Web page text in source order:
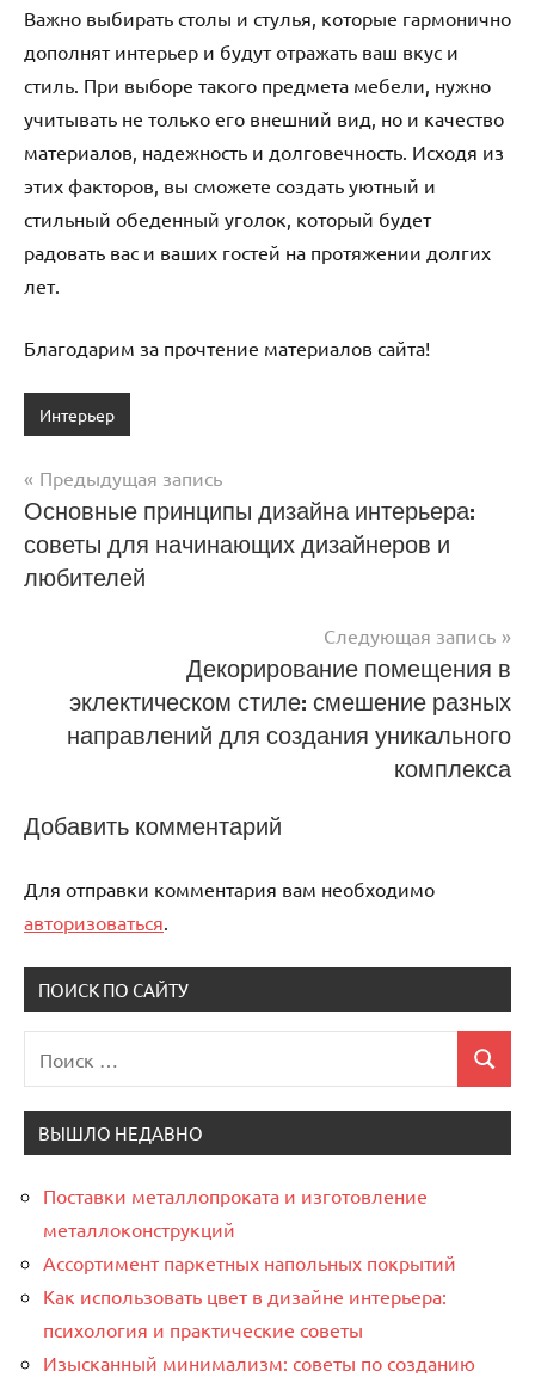
Важно выбирать столы и стулья, которые гармонично
дополнят интерьер и будут отражать ваш вкус и
стиль. При выборе такого предмета мебели, нужно
учитывать не только его внешний вид, но и качество
материалов, надежность и долговечность. Исходя из
этих факторов, вы сможете создать уютный и
стильный обеденный уголок, который будет
радовать вас и ваших гостей на протяжении долгих
лет.
Благодарим за прочтение материалов сайта!
Интерьер
Навигация
по
записям
Предыдущая запись
Основные принципы дизайна интерьера:
советы для начинающих дизайнеров и
любителей
Следующая запись
Декорирование помещения в
эклектическом стиле: смешение разных
направлений для создания уникального
комплекса
Добавить комментарий
Для отправки комментария вам необходимо
авторизоваться.
ПОИСК ПО САЙТУ
для:
Поиск
ВЫШЛО НЕДАВНО
Поставки металлопроката и изготовление
металлоконструкций
Ассортимент паркетных напольных покрытий
Как использовать цвет в дизайне интерьера:
психология и практические советы
Изысканный минимализм: советы по созданию